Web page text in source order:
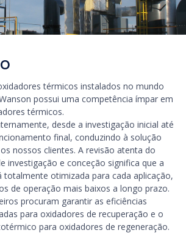
térmicos instalados no mundo
possui uma competência ímpar em
térmicos.
desde a investigação inicial até
final, conduzindo à solução
nossos clientes. A revisão atenta do
investigação e conceção significa que a
totalmente otimizada para cada aplicação,
de operação mais baixos a longo prazo.
procuram garantir as eficiências
para oxidadores de recuperação e o
para oxidadores de regeneração.